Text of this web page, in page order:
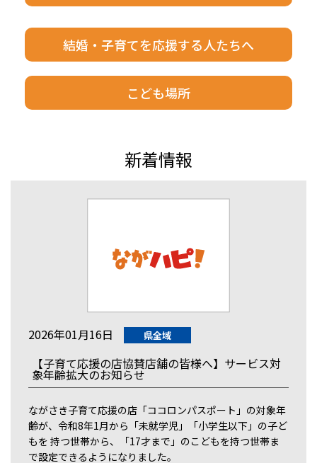
結婚・子育てを応援する人たちへ
こども場所
新着情報
2026年01月16日 県全域
【子育て応援の店協賛店舗の皆様へ】サービス対
象年齢拡大のお知らせ
ながさき子育て応援の店「ココロンパスポート」の対象年
齢が、令和8年1月から「未就学児」「小学生以下」の子ど
もを 持つ世帯から、「17才まで」のこどもを持つ世帯ま
で設定できるようになりました。